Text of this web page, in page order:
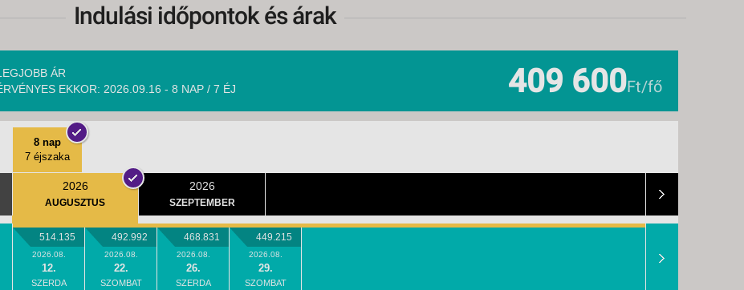
Indulási időpontok és árak
ÁR
EKKOR: 2026.09.16 - 8 NAP / 7 ÉJ
409 600Ft/fő
8 nap
7 éjszaka
2026
AUGUSZTUS
2026
SZEPTEMBER
514.135
2026.08.
12.
SZERDA
492.992
2026.08.
22.
SZOMBAT
468.831
2026.08.
26.
SZERDA
449.215
2026.08.
29.
SZOMBAT